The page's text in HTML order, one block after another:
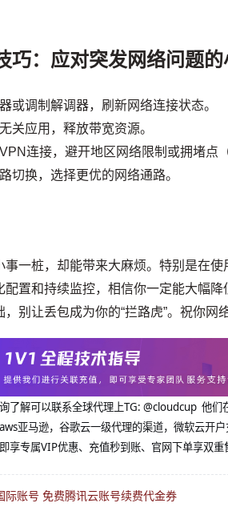
巧：应对突发网络问题的
或调制解调器，刷新网络连接状态。
关应用，释放带宽资源。
连接，避开地区网络限制或拥堵点
切换，选择更优的网络通路。
事一桩，却能带来大麻烦。特别是在
配置和持续监控，相信你一定能大幅
别让丢包成为你的“拦路虎”。祝你网
了解可以联系全球代理上TG: @cloudcup 他们
亚马逊，谷歌云一级代理的渠道，微软云开
享专属VIP优惠、充值秒到账、官网下单享双重
际账号 免费腾讯云账号续费代金券